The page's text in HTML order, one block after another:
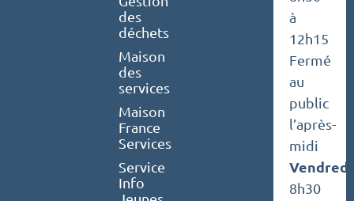
des
déchets
Maison
des
services
Maison
France
Services
Service
Info
à
12h15
Fermé
au
public
l’après-
midi
Vendredi
8h30